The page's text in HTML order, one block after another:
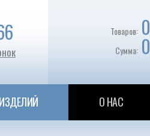
Товаров: 0
Сумма: 0
О НАС